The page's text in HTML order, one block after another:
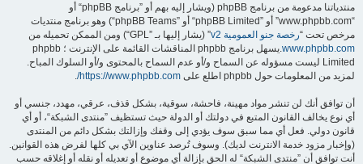
منتدياتنا مدعومة من برنامج phpBB (ويشار إليه بهم أو ”برنامج phpBB“ أو
“www.phpbb.com” أو ”phpBB Limited“ أو ”phpBB Teams“) وهو برنامج منتديات
مرخص تحت “رخصة جنو العمومية v2
” (يشار إليها بـ ”GPL“) ومن الممكن تحميله من
www.phpbb.com
.يسهل برنامج phpbb المناقشات القائمة على الإنترنت ؛ phpbb
Limited ليست مسؤوله عن السماح و/أو عدم السماح بالمحتوى و/أو السلوك المباح.
لمزيد من المعلومات حول phpbb اطلع على
https://www.phpbb.com/
.
أن توافق أنك لن تنشر مواد مهينة، فاحشة، سوقية، بشكل قذف، عرقي، مهدد، جنسي أو
أي نوع يخالف القانون المتبع في دولتك أو الدولة حيث تستظيف ”منتدى الشبكة“، أو أي
قانون دولي. فعل أي مما سبق سوف يؤدي إلى وقفك وإزالتك بشكل دائم من المنتدى
(وإخبار مزود خدمة الانترنت لديك). وسوف تُرصد عناوين الآي بي كلها لفرض هذه القوانين.
أنت توافق أن ”منتدى الشبكة“ له الحق بإزالة أي موضوع أو تعديله أو نقله أو إغلاقه حسب